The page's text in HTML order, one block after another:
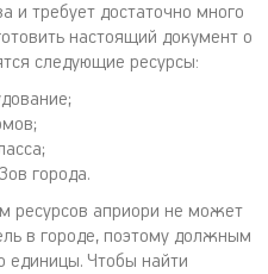
и требует достаточно много
настоящий документ о
следующие ресурсы:
города.
ресурсов априори не может
в городе, поэтому должным
единицы. Чтобы найти